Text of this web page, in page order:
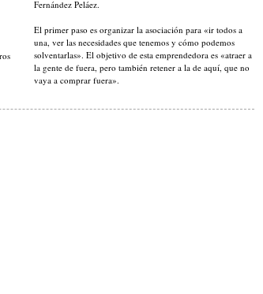
Fernández Peláez.
El primer paso es organizar la asociación para «ir todos a
una, ver las necesidades que tenemos y cómo podemos
solventarlas». El objetivo de esta emprendedora es «atraer a
la gente de fuera, pero también retener a la de aquí, que no
vaya a comprar fuera».